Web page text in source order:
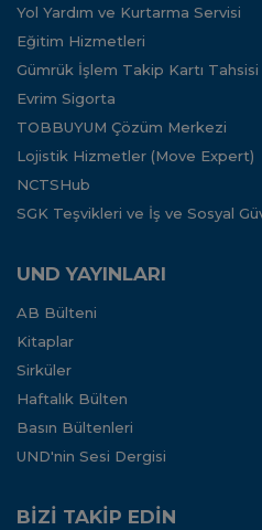
Yol Yardım ve Kurtarma Servisi
Eğitim Hizmetleri
Gümrük İşlem Takip Kartı
Evrim Sigorta
TOBBUYUM Çözüm Merkezi
Lojistik Hizmetler (Move Expert)
NCTSHub
SGK Teşvikleri ve İş ve Sosyal
UND YAYINLARI
AB Bülteni
Kitaplar
Sirküler
Haftalık Bülten
Basın Bültenleri
UND'nin Sesi Dergisi
BİZİ TAKİP EDİN